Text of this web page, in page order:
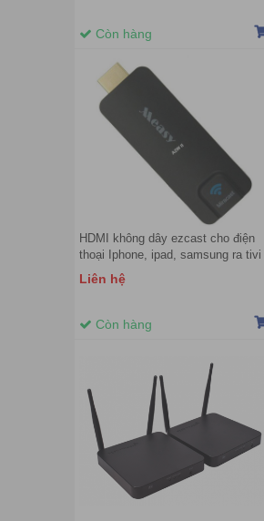
Còn hàng
HDMI không dây ezcast cho điện
thoại Iphone, ipad, samsung ra tivi
Measy A2W
Liên hệ
Còn hàng